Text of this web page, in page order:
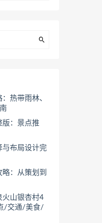
热带雨林、
：景点推
布局设计完
：从策划到
火山银杏村4
/交通/美食/